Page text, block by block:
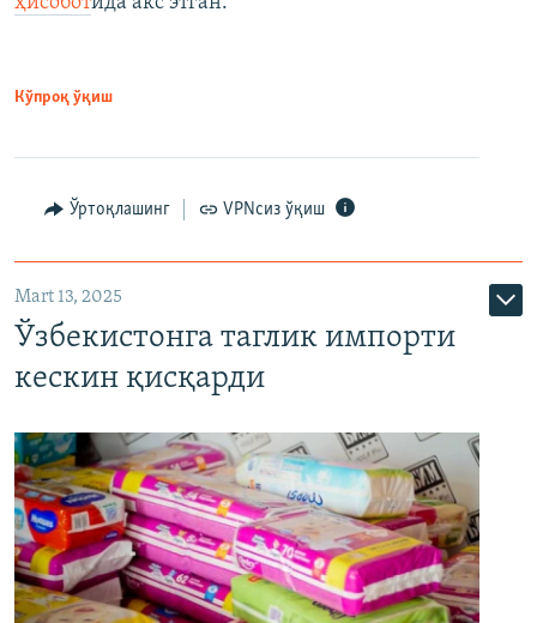
Кўпроқ ўқиш
Ўртоқлашинг VPNсиз ўқиш
Mart 13, 2025
Ўзбекистонга таглик импорти
кескин қисқарди